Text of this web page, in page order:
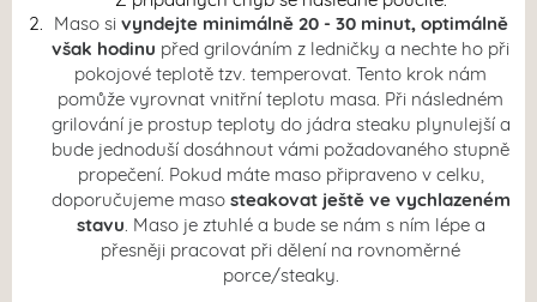
Maso si vyndejte minimálně 20 - 30 minut, optimálně
však hodinu před grilováním z ledničky a nechte ho při
pokojové teplotě tzv. temperovat. Tento krok nám
pomůže vyrovnat vnitřní teplotu masa. Při následném
grilování je prostup teploty do jádra steaku plynulejší a
bude jednoduší dosáhnout vámi požadovaného stupně
propečení. Pokud máte maso připraveno v celku,
doporučujeme maso steakovat ještě ve vychlazeném
stavu. Maso je ztuhlé a bude se nám s ním lépe a
přesněji pracovat při dělení na rovnoměrné
porce/steaky.